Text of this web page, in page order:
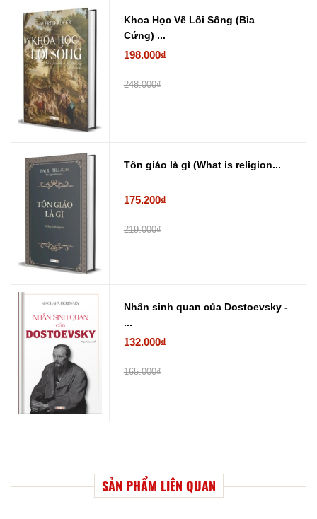
Khoa Học Về Lối Sống (Bìa
Cứng) ...
198.000₫
248.000₫
Tôn giáo là gì (What is religion...
175.200₫
219.000₫
Nhân sinh quan của Dostoevsky -
...
132.000₫
165.000₫
SẢN PHẨM LIÊN QUAN